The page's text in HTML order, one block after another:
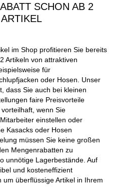
SCHON AB 2
ARTIKEL
im Shop profitieren Sie bereits
Artikeln von attraktiven
für
oder Hosen. Unser
dass Sie auch bei kleinen
faire Preisvorteile
wenn Sie
einstellen oder
Kasacks oder Hosen
müssen Sie keine großen
Mengenrabatten zu
unnötige Lagerbestände. Auf
und kosteneffizient
überflüssige Artikel in Ihrem